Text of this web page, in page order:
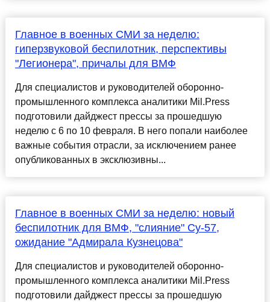
Главное в военных СМИ за неделю:
гиперзвуковой беспилотник, перспективы
"Легионера", причалы для ВМФ
Для специалистов и руководителей оборонно-
промышленного комплекса аналитики Mil.Press
подготовили дайджест прессы за прошедшую
неделю с 6 по 10 февраля. В него попали наиболее
важные события отрасли, за исключением ранее
опубликованных в эксклюзивны...
Главное в военных СМИ за неделю: новый
беспилотник для ВМФ, "слияние" Су-57,
ожидание "Адмирала Кузнецова"
Для специалистов и руководителей оборонно-
промышленного комплекса аналитики Mil.Press
подготовили дайджест прессы за прошедшую